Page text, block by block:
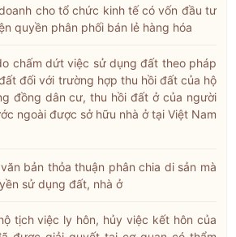
cho tổ chức kinh tế có vốn đầu tư
quyền phân phối bán lẻ hàng hóa
chấm dứt việc sử dụng đất theo pháp
đối với trường hợp thu hồi đất của hộ
đồng dân cư, thu hồi đất ở của người
ngoài được sở hữu nhà ở tại Việt Nam
bản thỏa thuận phân chia di sản mà
sử dụng đất, nhà ở
tịch việc ly hôn, hủy việc kết hôn của